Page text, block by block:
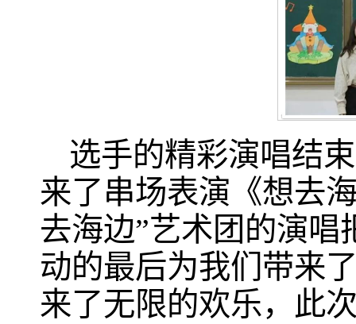
选手的精彩演唱结
来了串场表演《想去
去海边”艺术团的演
动的最后为我们带来
来了无限的欢乐，此